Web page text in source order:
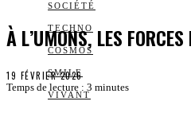
SOCIÉTÉ
TECHNO
COSMOS
SMILE
VIVANT
À L’UMONS, LES
19 FÉVRIER 2026
Temps de lecture : 3 minutes